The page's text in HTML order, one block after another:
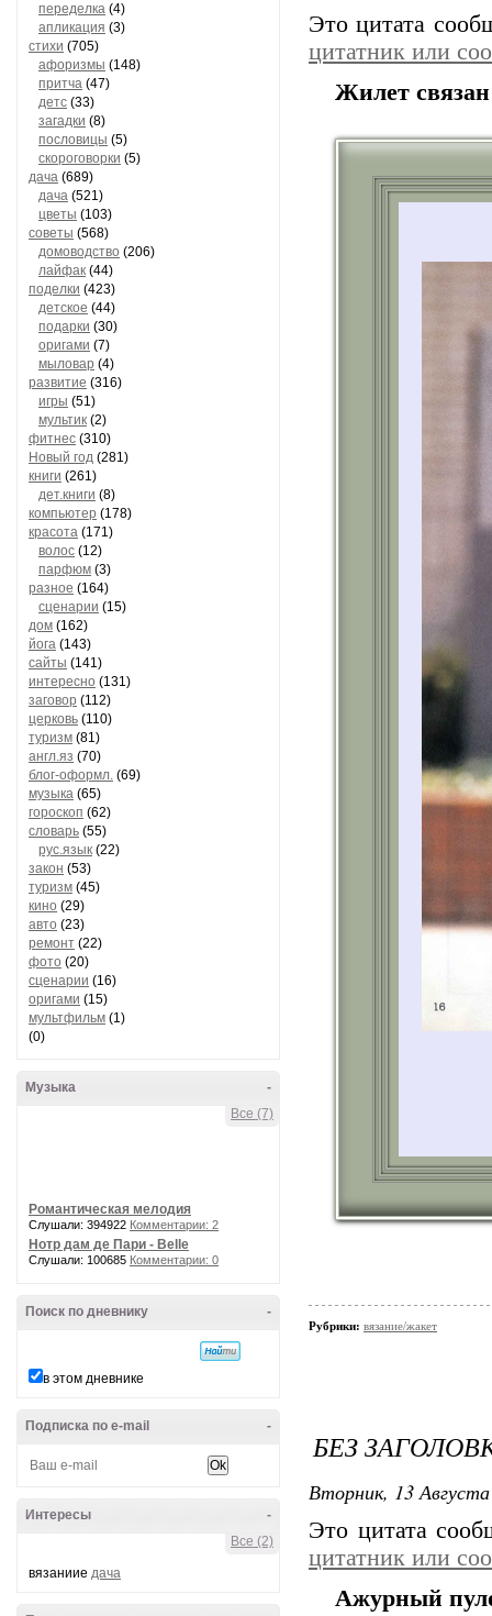
переделка (4)
апликация (3)
стихи (705)
афоризмы (148)
притча (47)
детс (33)
загадки (8)
пословицы (5)
скороговорки (5)
дача (689)
дача (521)
цветы (103)
советы (568)
домоводство (206)
лайфак (44)
поделки (423)
детское (44)
подарки (30)
оригами (7)
мыловар (4)
развитие (316)
игры (51)
мультик (2)
фитнес (310)
Новый год (281)
книги (261)
дет.книги (8)
компьютер (178)
красота (171)
волос (12)
парфюм (3)
разное (164)
сценарии (15)
дом (162)
йога (143)
сайты (141)
интересно (131)
заговор (112)
церковь (110)
туризм (81)
англ.яз (70)
блог-оформл. (69)
музыка (65)
гороскоп (62)
словарь (55)
рус.язык (22)
закон (53)
туризм (45)
кино (29)
авто (23)
ремонт (22)
фото (20)
сценарии (16)
оригами (15)
мультфильм (1)
(0)
-
Музыка
Все (7)
Романтическая мелодия
Слушали: 394922 Комментарии: 2
Нотр дам де Пари - Belle
Слушали: 100685 Комментарии: 0
-
Поиск по дневнику
в этом дневнике
-
Подписка по e-mail
-
Интересы
Все (2)
вязаниие дача
Это цитата
цитатник или
Жилет
Рубрики: вязание/жакет
БЕЗ
Вторник, 13
Это цитата
цитатник или
Ажурный